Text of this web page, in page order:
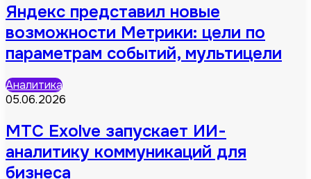
Яндекс представил новые
возможности Метрики: цели по
параметрам событий, мультицели
Аналитика
05.06.2026
МТС Exolve запускает ИИ-
аналитику коммуникаций для
бизнеса